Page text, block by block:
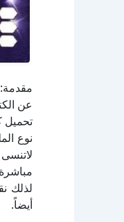
مقدمة:
عن
لذلك
أيضاً.